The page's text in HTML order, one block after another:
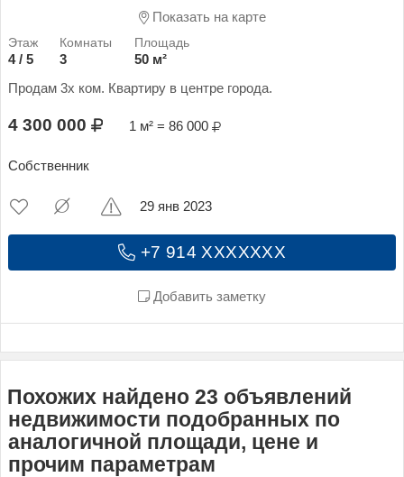
Показать на карте
4 / 5 3
50 м²
Продам 3х ком. Квартиру в центре города.
4 300 000 1 м² = 86 000
Собственник
+7 914 XXXXXXX
Добавить заметку
29 янв 2023
Похожих найдено 23 объявлений
недвижимости подобранных по
аналогичной площади, цене и
прочим параметрам